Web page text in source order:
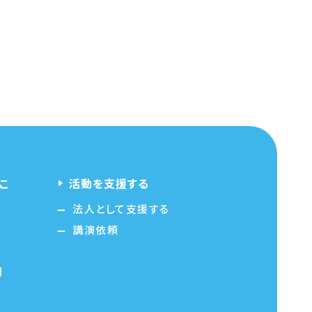
活動を支援する
法人として支援する
講演依頼